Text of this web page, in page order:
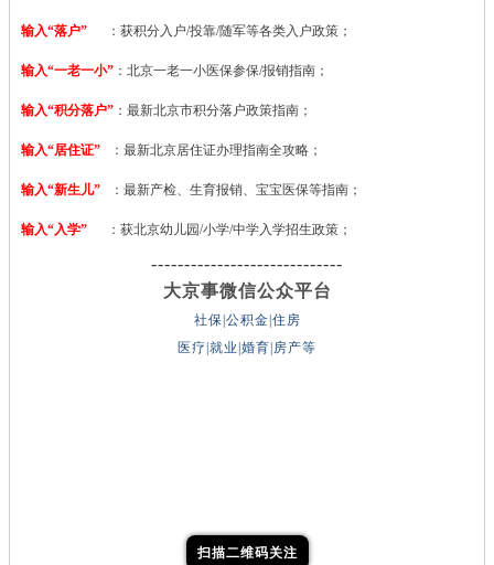
输入“落户” ：获积分入户/投靠/随军等各类入户政策；
输入“一老一小” ：北京一老一小医保参保/报销指南；
输入“积分落户” ：最新北京市积分落户政策指南；
输入“居住证” ：最新北京居住证办理指南全攻略；
输入“新生儿” ：最新产检、生育报销、宝宝医保等指南；
输入“入学” ：获北京幼儿园/小学/中学入学招生政策；
-----------------------------
大京事微信公众平台
社保|公积金|住房
医疗|就业|婚育|房产等
扫描二维码关注